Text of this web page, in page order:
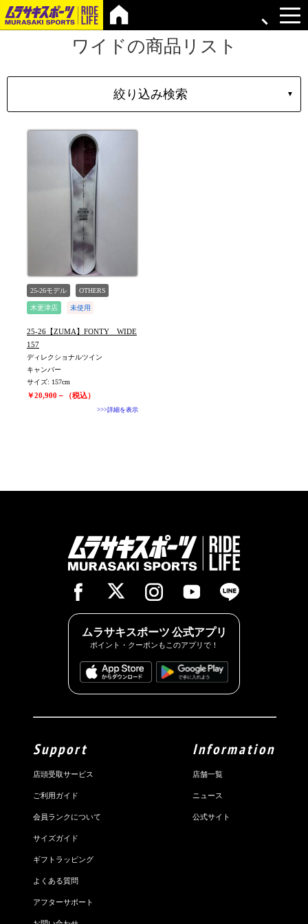
ワイドの商品リスト
絞り込み検索 ▼
25-26モデル OTHERS
木更津店 未使用
値下げしました
25-26【ZUMA】FONTY WIDE
157
ディレクショナルツイン
キャンバー
サイズ: 157cm
￥20,900－（税込）
>>>詳細を表示
ムラサキスポーツ 公式アプリ
ポイント・クーポンもこのアプリで！
Support
店頭受取サービス
ご利用ガイド
会員ランクについて
サイズガイド
ギフトラッピング
よくある質問
アフターサポート
Information
店舗一覧
ニュース
公式サイト